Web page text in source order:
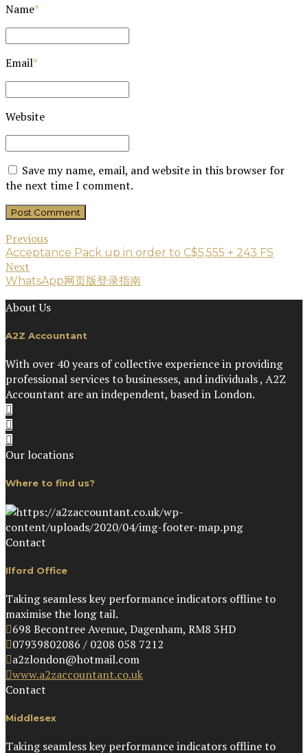
Name*
Email*
Website
Save my name, email, and website in this browser for
the next time I comment.
Post Comment
Previous
Acceptance Pack up in order to C$5,555 + 243 FS
Next
WhatsApp网页版登录指南
About Us
A2Z Accountant
With over 40 years of collective experience in providing
professional services to businesses, and individuals , A2Z
Accountant are an independent, based in London.
Our locations
Where to find us?
Contact
Ilford Office
Taking seamless key performance indicators offline to
maximise the long tail.
698 Becontree Avenue, Dagenham, RM8 3HD
07939802086 / 0208 058 7212
a2zlondon@hotmail.com
www.a2zaccountant.co.uk
Contact
Middlesex
Taking seamless key performance indicators offline to